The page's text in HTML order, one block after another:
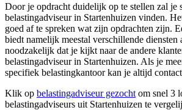
Door je opdracht duidelijk op te stellen zal je
belastingadviseur in Startenhuizen vinden.
goed af te spreken wat zijn opdrachten zijn.
biedt namelijk meestal verschillende diensten
noodzakelijk dat je kijkt naar de andere
belastingadviseur in Startenhuizen. Als je
specifiek belastingkantoor kan je altijd
Klik op belastingadviseur gezocht om snel 3
belastingadviseurs uit Startenhuizen te